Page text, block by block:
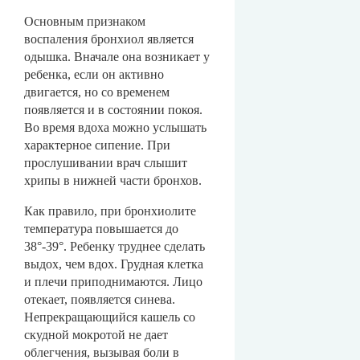
Основным признаком
воспаления бронхиол является
одышка. Вначале она возникает у
ребенка, если он активно
двигается, но со временем
появляется и в состоянии покоя.
Во время вдоха можно услышать
характерное сипение. При
прослушивании врач слышит
хрипы в нижней части бронхов.
Как правило, при бронхиолите
температура повышается до
38°-39°. Ребенку труднее сделать
выдох, чем вдох. Грудная клетка
и плечи приподнимаются. Лицо
отекает, появляется синева.
Непрекращающийся кашель со
скудной мокротой не дает
облегчения, вызывая боли в